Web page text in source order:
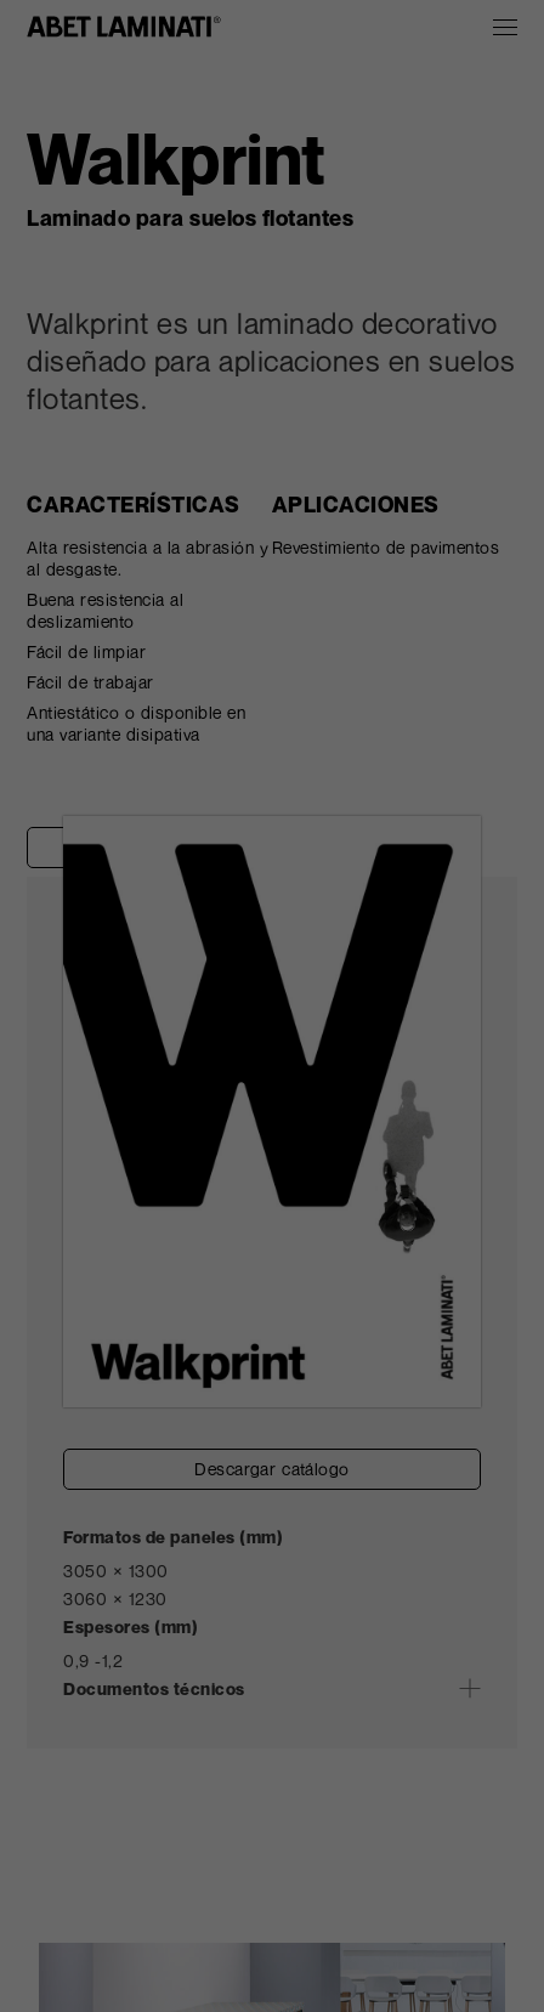
Walkprint
Laminado para suelos flotantes
Walkprint es un laminado decorativo
diseñado para aplicaciones en suelos
flotantes.
CARACTERÍSTICAS
Alta resistencia a la abrasión y
al desgaste.
Buena resistencia al
deslizamiento
Fácil de limpiar
Fácil de trabajar
Antiestático o disponible en
una variante disipativa
Estudios de casos
APLICACIONES
Revestimiento de pavimentos
descargar catálogo
Formatos de paneles (mm)
3050 × 1300
3060 × 1230
Espesores (mm)
0,9 -1,2
Documentos técnicos